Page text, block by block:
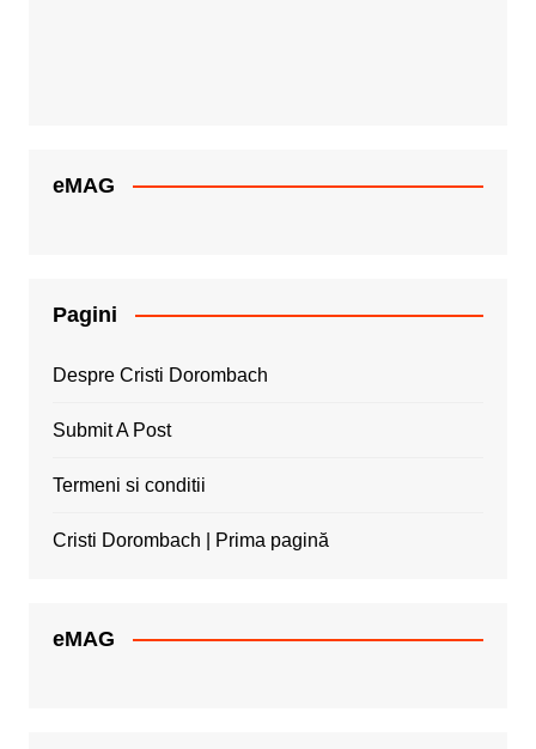
eMAG
Pagini
Despre Cristi Dorombach
Submit A Post
Termeni si conditii
Cristi Dorombach | Prima pagină
eMAG